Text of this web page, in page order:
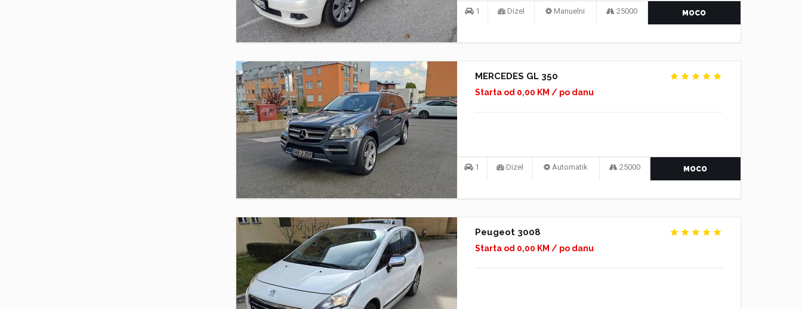
1 Dizel Manuelni 25000 MOCO
MERCEDES GL 350
Starta od 0,00 KM / po danu
1 Dizel Automatik 25000 MOCO
Peugeot 3008
Starta od 0,00 KM / po danu